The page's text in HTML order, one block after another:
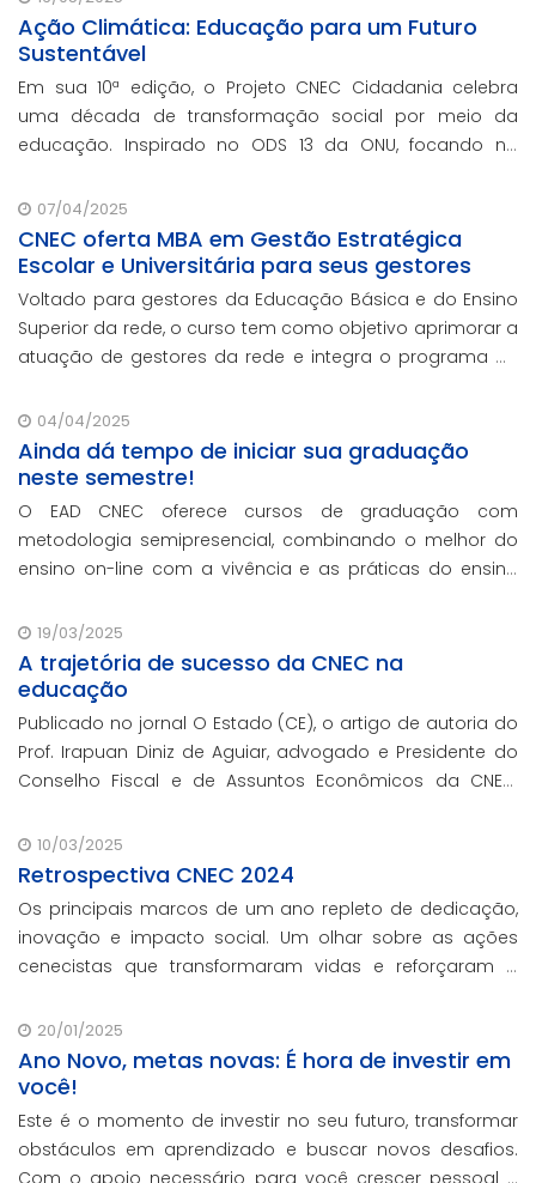
Ação Climática: Educação para um Futuro
Sustentável
Em sua 10ª edição, o Projeto CNEC Cidadania celebra
uma década de transformação social por meio da
educação. Inspirado no ODS 13 da ONU, focando no
promoção da sustentabilidade.
07/04/2025
CNEC oferta MBA em Gestão Estratégica
Escolar e Universitária para seus gestores
Voltado para gestores da Educação Básica e do Ensino
Superior da rede, o curso tem como objetivo aprimorar a
atuação de gestores da rede e integra o programa de
contando com o oferecimento gratuito da Re
04/04/2025
Ainda dá tempo de iniciar sua graduação
neste semestre!
O EAD CNEC oferece cursos de graduação com
metodologia semipresencial, combinando o melhor do
ensino on-line com a vivência e as práticas do ensino
19/03/2025
A trajetória de sucesso da CNEC na
educação
Publicado no jornal O Estado (CE), o artigo de autoria do
Prof. Irapuan Diniz de Aguiar, advogado e Presidente do
Conselho Fiscal e de Assuntos Econômicos da CNEC,
brasileira.
10/03/2025
Retrospectiva CNEC 2024
Os principais marcos de um ano repleto de dedicação,
inovação e impacto social. Um olhar sobre as ações
cenecistas que transformaram vidas e reforçaram o
20/01/2025
Ano Novo, metas novas: É hora de investir em
você!
Este é o momento de investir no seu futuro, transformar
obstáculos em aprendizado e buscar novos desafios.
Com o apoio necessário para você crescer pessoal e